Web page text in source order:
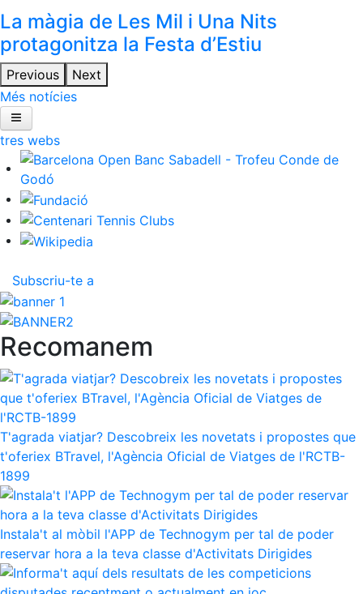
La màgia de Les Mil i Una Nits
protagonitza la Festa d’Estiu
Previous
Next
Més notícies
Inici
Àrea social
Restaurants Patrocini
Inscripcions
webs
Subscriu-te a
Recomanem
T'agrada viatjar? Descobreix les novetats i propostes que
t'oferiex BTravel, l'Agència Oficial de Viatges de l'RCTB-
1899
Instala't al mòbil l'APP de Technogym per tal de poder
reservar hora a la teva classe d'Activitats Dirigides